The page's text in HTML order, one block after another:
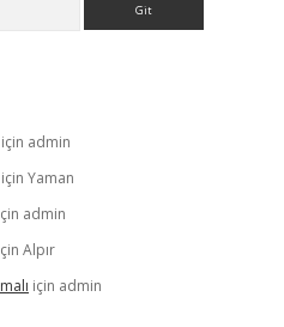
için admin
için Yaman
admin
Alpır
için admin